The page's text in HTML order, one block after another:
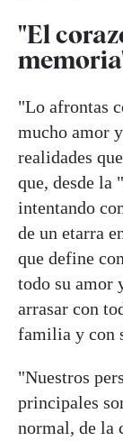
"El
"Lo afrontas
mucho amor
realidades
que, desde la
intentando
de un etarra
que define
todo su amor
arrasar con
familia y con
"Nuestros
principales
normal, de la